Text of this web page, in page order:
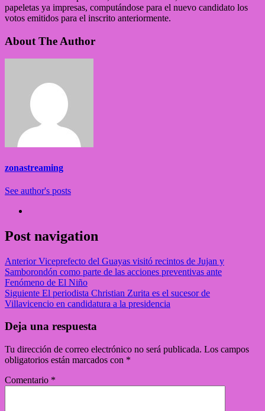
papeletas ya impresas, computándose para el nuevo candidato los
votos emitidos para el inscrito anteriormente.
About The Author
zonastreaming
See author's posts
Post navigation
AnteriorViceprefecto del Guayas visitó recintos de Jujan y
Samborondón como parte de las acciones preventivas ante
Fenómeno de El Niño
Siguiente El periodista Christian Zurita es el sucesor de
Villavicencio en candidatura a la presidencia
Deja una respuesta
Tu dirección de correo electrónico no será publicada. Los campos
obligatorios están marcados con *
Comentario *